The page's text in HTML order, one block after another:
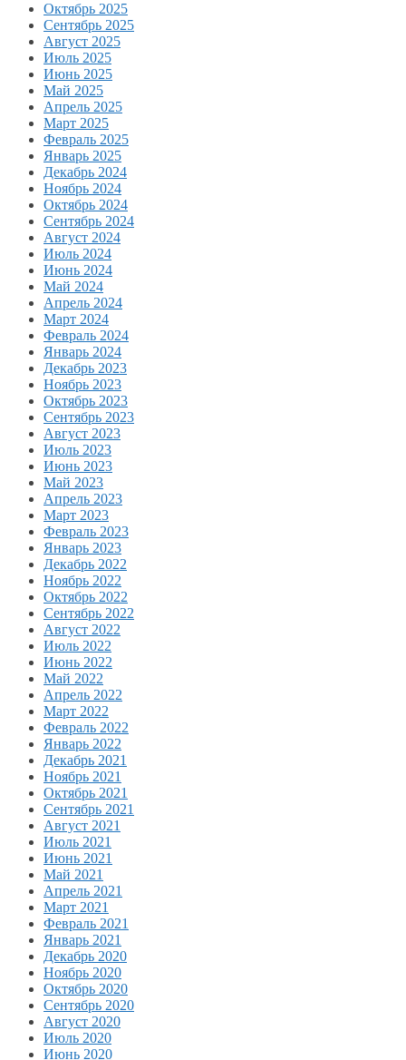
Октябрь 2025
Сентябрь 2025
Август 2025
Июль 2025
Июнь 2025
Май 2025
Апрель 2025
Март 2025
Февраль 2025
Январь 2025
Декабрь 2024
Ноябрь 2024
Октябрь 2024
Сентябрь 2024
Август 2024
Июль 2024
Июнь 2024
Май 2024
Апрель 2024
Март 2024
Февраль 2024
Январь 2024
Декабрь 2023
Ноябрь 2023
Октябрь 2023
Сентябрь 2023
Август 2023
Июль 2023
Июнь 2023
Май 2023
Апрель 2023
Март 2023
Февраль 2023
Январь 2023
Декабрь 2022
Ноябрь 2022
Октябрь 2022
Сентябрь 2022
Август 2022
Июль 2022
Июнь 2022
Май 2022
Апрель 2022
Март 2022
Февраль 2022
Январь 2022
Декабрь 2021
Ноябрь 2021
Октябрь 2021
Сентябрь 2021
Август 2021
Июль 2021
Июнь 2021
Май 2021
Апрель 2021
Март 2021
Февраль 2021
Январь 2021
Декабрь 2020
Ноябрь 2020
Октябрь 2020
Сентябрь 2020
Август 2020
Июль 2020
Июнь 2020